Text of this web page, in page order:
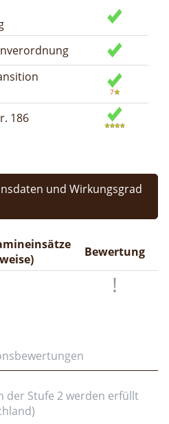
186
und Wirkungsgrad
Bewertung
der Stufe 2 werden erfüllt